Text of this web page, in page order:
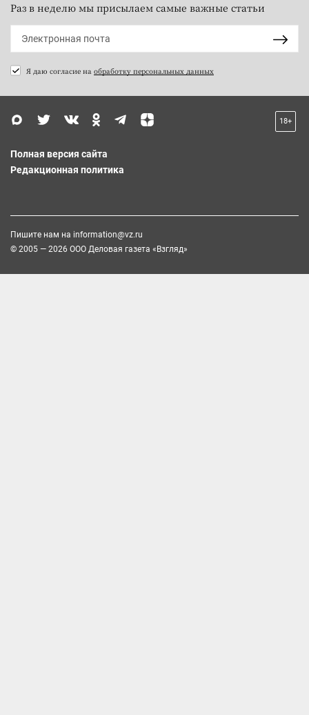
Раз в неделю мы присылаем самые важные статьи
Я даю согласие на обработку персональных данных
18+
Полная версия сайта
Редакционная политика
Пишите нам на information@vz.ru
© 2005 — 2026 ООО Деловая газета «Взгляд»